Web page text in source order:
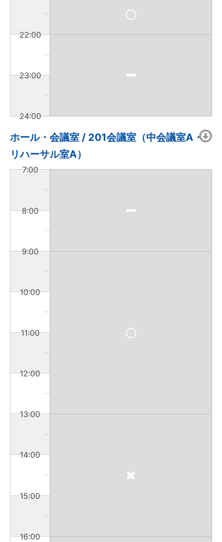
22:00
23:00
24:00
ホール・会議室 / 201会議室（中会議室A・
リハーサル室A）
7:00
8:00
9:00
10:00
11:00
12:00
13:00
14:00
15:00
16:00